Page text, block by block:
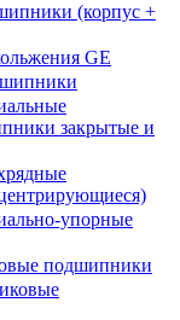
(корпус +
GE
закрытые и
упорные
подшипники